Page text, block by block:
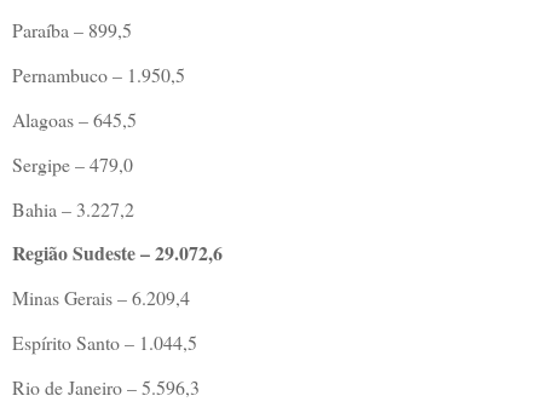
Paraíba – 899,5
Pernambuco – 1.950,5
Alagoas – 645,5
Sergipe – 479,0
Bahia – 3.227,2
Região Sudeste – 29.072,6
Minas Gerais – 6.209,4
Espírito Santo – 1.044,5
Rio de Janeiro – 5.596,3